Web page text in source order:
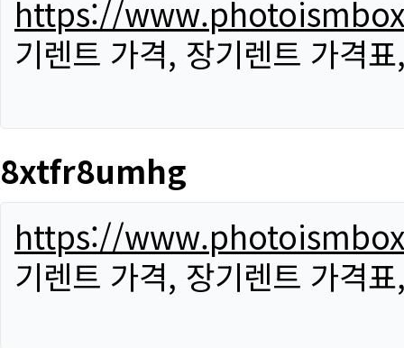
https://
기렌트 가격, 장기렌트 가격
8xtfr8umhg
https://
기렌트 가격, 장기렌트 가격